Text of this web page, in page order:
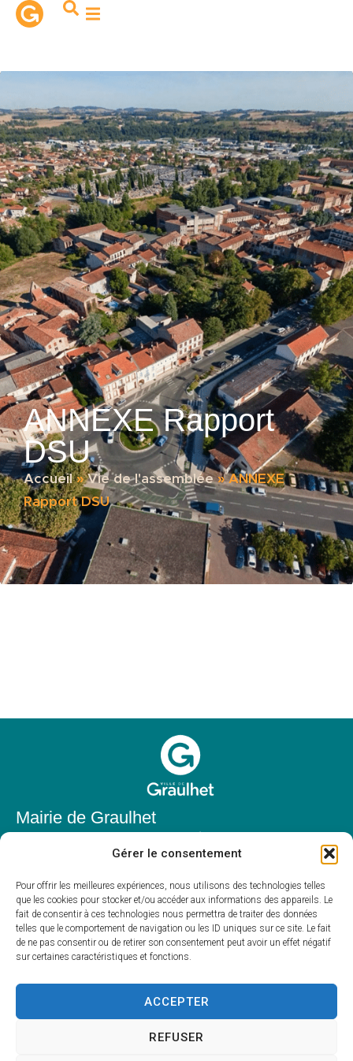
Gérer le consentement
Pour offrir les meilleures expériences, nous utilisons des technologies telles
que les cookies pour stocker et/ou accéder aux informations des appareils. Le
fait de consentir à ces technologies nous permettra de traiter des données
telles que le comportement de navigation ou les ID uniques sur ce site. Le fait
de ne pas consentir ou de retirer son consentement peut avoir un effet négatif
sur certaines caractéristiques et fonctions.
ACCEPTER
REFUSER
principal
ANNEXE Rapport
DSU
Accueil»Vie de l'assemblée»ANNEXE
Rapport DSU
Mairie de Graulhet
81300 Graulhet
05 63 42 85 50
mairie@mairie-graulhet.fr
Horaires d'ouverture
Du lundi au vendredi :